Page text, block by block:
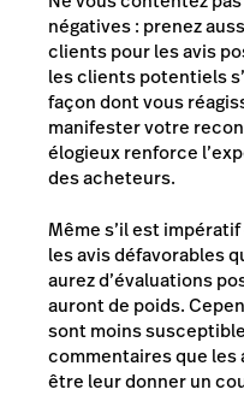
négatives : prenez
clients pour lesavis
les clients potentiels
façon dont vous
manifester votre
élogieux renforce
des acheteurs.
Même s’il est
les avis défavorables
aurez d’évaluations
auront de poids.
sont moins
commentaires que les
être leur donner un